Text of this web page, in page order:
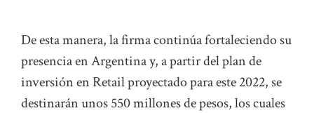
De esta manera, la firma continúa fortaleciendo su
presencia en Argentina y, a partir del plan de
inversión en Retail proyectado para este 2022, se
destinarán unos 550 millones de pesos, los cuales